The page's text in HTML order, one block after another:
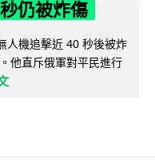
仍被炸傷
人機追擊近 40 秒後被炸
他直斥俄軍對平民進行